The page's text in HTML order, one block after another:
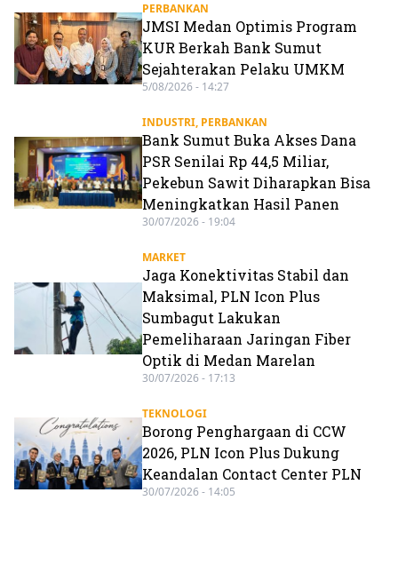
PERBANKAN
JMSI Medan Optimis Program
KUR Berkah Bank Sumut
Sejahterakan Pelaku UMKM
5/08/2026 - 14:27
INDUSTRI, PERBANKAN
Bank Sumut Buka Akses Dana
PSR Senilai Rp 44,5 Miliar,
Pekebun Sawit Diharapkan Bisa
Meningkatkan Hasil Panen
30/07/2026 - 19:04
MARKET
Jaga Konektivitas Stabil dan
Maksimal, PLN Icon Plus
Sumbagut Lakukan
Pemeliharaan Jaringan Fiber
Optik di Medan Marelan
30/07/2026 - 17:13
TEKNOLOGI
Borong Penghargaan di CCW
2026, PLN Icon Plus Dukung
Keandalan Contact Center PLN
30/07/2026 - 14:05